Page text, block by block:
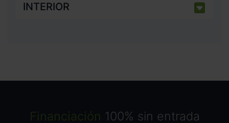
INTERIOR
Financiación 100% sin entrada